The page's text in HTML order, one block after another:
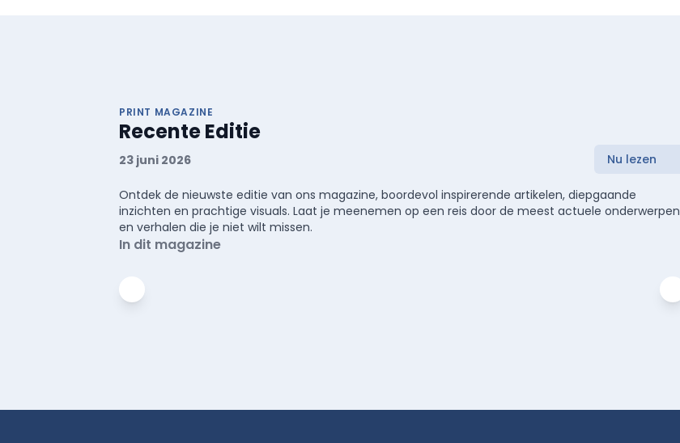
PRINT MAGAZINE
Recente Editie
23 juni 2026 Nu lezen
Ontdek de nieuwste editie van ons magazine, boordevol inspirerende artikelen, diepgaande
inzichten en prachtige visuals. Laat je meenemen op een reis door de meest actuele onderwerpen
en verhalen die je niet wilt missen.
In dit magazine